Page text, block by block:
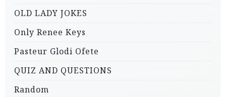
OLD LADY JOKES
Only Renee Keys
Pasteur Glodi Ofete
QUIZ AND QUESTIONS
Random